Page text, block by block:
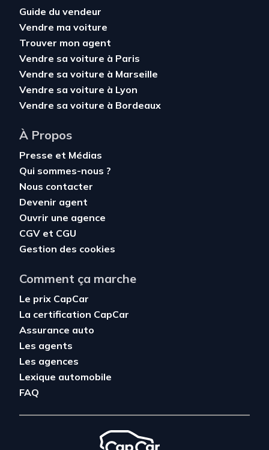
Guide du vendeur
Vendre ma voiture
Trouver mon agent
Vendre sa voiture à Paris
Vendre sa voiture à Marseille
Vendre sa voiture à Lyon
Vendre sa voiture à Bordeaux
À Propos
Presse et Médias
Qui sommes-nous ?
Nous contacter
Devenir agent
Ouvrir une agence
CGV et CGU
Gestion des cookies
Comment ça marche
Le prix CapCar
La certification CapCar
Assurance auto
Les agents
Les agences
Lexique automobile
FAQ